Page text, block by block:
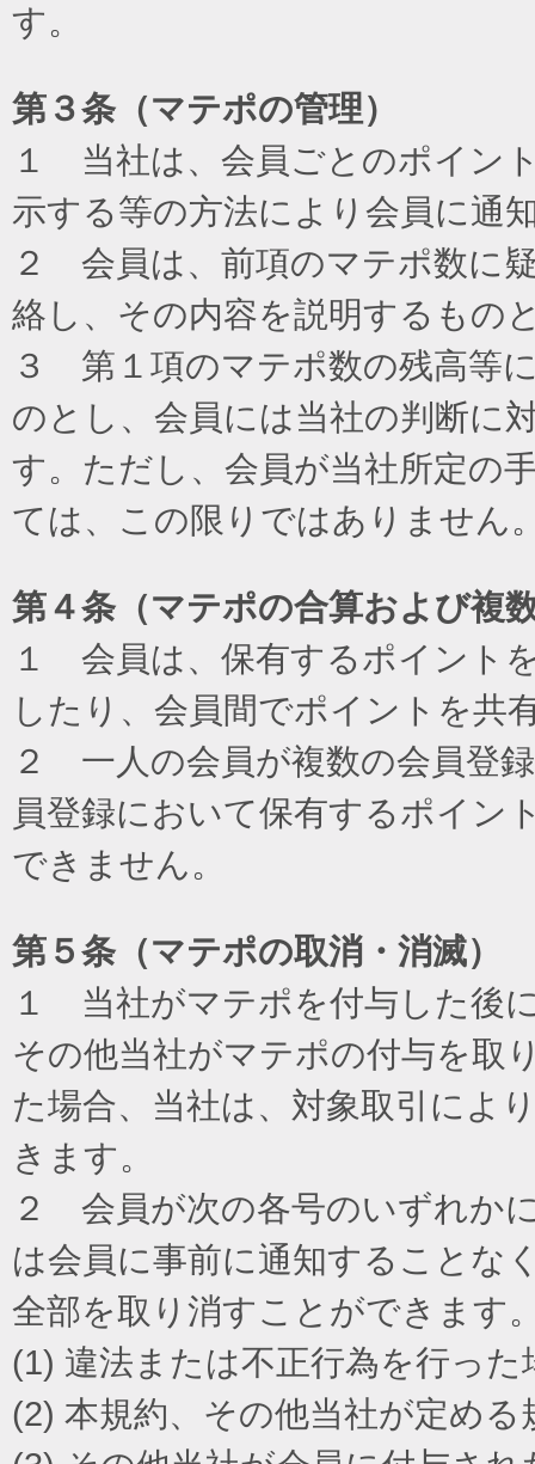
す。
第３条（マテポの管理）
１ 当社は、会員ごとのポイン
示する等の方法により会員に通
２ 会員は、前項のマテポ数に
絡し、その内容を説明するもの
３ 第１項のマテポ数の残高等
のとし、会員には当社の判断に
す。ただし、会員が当社所定の
ては、この限りではありません
第４条（マテポの合算および複
１ 会員は、保有するポイント
したり、会員間でポイントを共
２ 一人の会員が複数の会員登
員登録において保有するポイン
できません。
第５条（マテポの取消・消滅）
１ 当社がマテポを付与した後
その他当社がマテポの付与を取
た場合、当社は、対象取引によ
きます。
２ 会員が次の各号のいずれか
は会員に事前に通知することな
全部を取り消すことができます
(1) 違法または不正行為を行った
(2) 本規約、その他当社が定め